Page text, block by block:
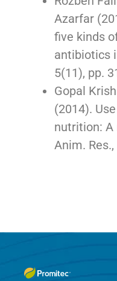
Azarfar
five kinds
antibiotics
5(11), pp.
Gopal
(2014).
nutrition: A
Anim.